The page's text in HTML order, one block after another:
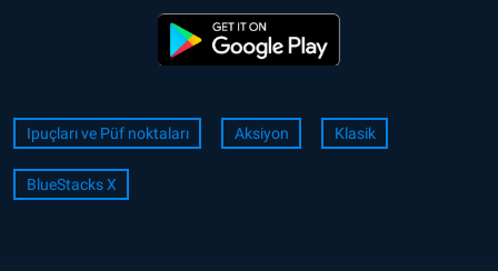
Ipuçları ve Püf noktaları Aksiyon Klasik
BlueStacks X